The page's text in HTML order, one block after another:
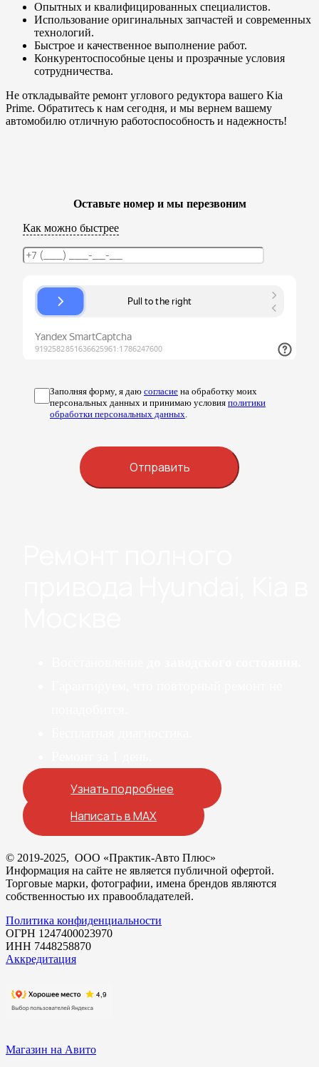
Опытных и квалифицированных специалистов.
Использование оригинальных запчастей и современных
технологий.
Быстрое и качественное выполнение работ.
Конкурентоспособные цены и прозрачные условия
сотрудничества.
Не откладывайте ремонт углового редуктора вашего Kia
Prime. Обратитесь к нам сегодня, и мы вернем вашему
автомобилю отличную работоспособность и надежность!
Оставьте номер и мы перезвоним
Как можно быстрее
Заполняя форму, я даю согласие на обработку моих
персональных данных и принимаю условия политики
обработки персональных данных.
Узнать подробнее
Написать в MAX
© 2019-2025, ООО «Практик-Авто Плюс»
Информация на сайте не является публичной офертой.
Торговые марки, фотографии, имена брендов являются
собственностью их правообладателей.
Политика конфиденциальности
ОГРН 1247400023970
ИНН 7448258870
Аккредитация
Магазин на Авито